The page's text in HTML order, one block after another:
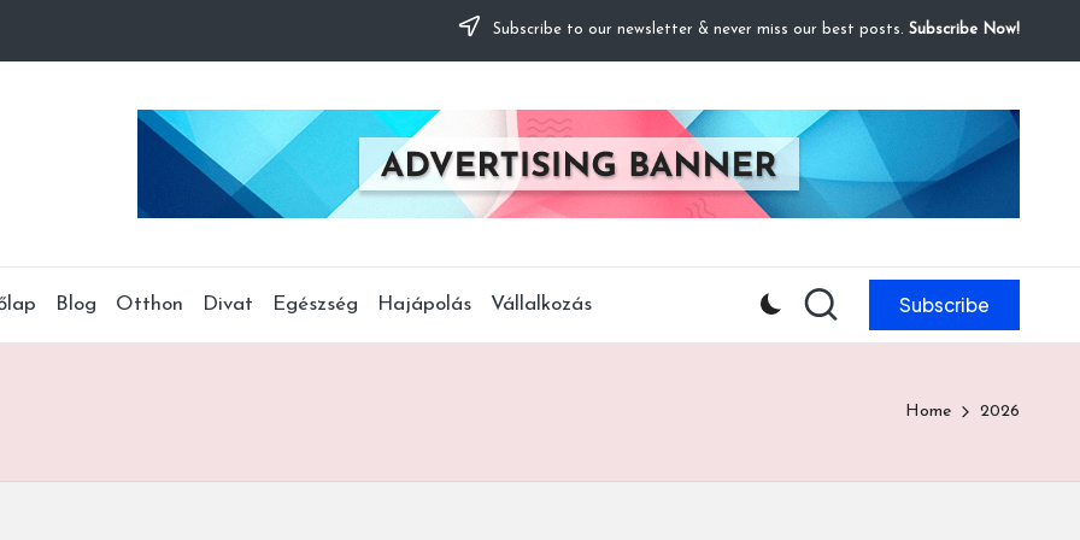
Subscribe to our newsletter & never miss our best posts. Subscribe Now!
Blog Otthon Divat Egészség Hajápolás Vállalkozás Subscribe
Home 2026